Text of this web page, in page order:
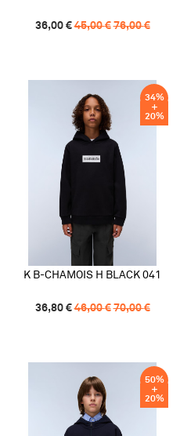
36,00 € 45,00€ 76,00€
34%
20%
K B-CHAMOIS H BLACK 041
36,80 € 46,00€ 70,00€
50%
20%